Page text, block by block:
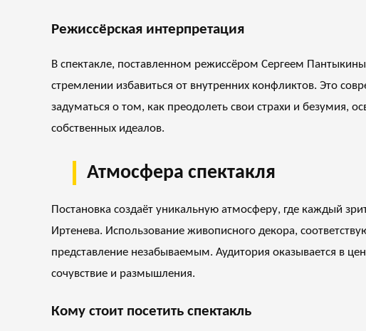
Режиссёрская интерпретация
В спектакле, поставленном режиссёром Сергеем
стремлении избавиться от внутренних конфликтов. Это
задуматься о том, как преодолеть свои страхи и безумия,
собственных идеалов.
Атмосфера спектакля
Постановка создаёт уникальную атмосферу, где каждый
Иртенева. Использование живописного декора,
представление незабываемым. Аудитория оказывается в
сочувствие и размышления.
Кому стоит посетить спектакль